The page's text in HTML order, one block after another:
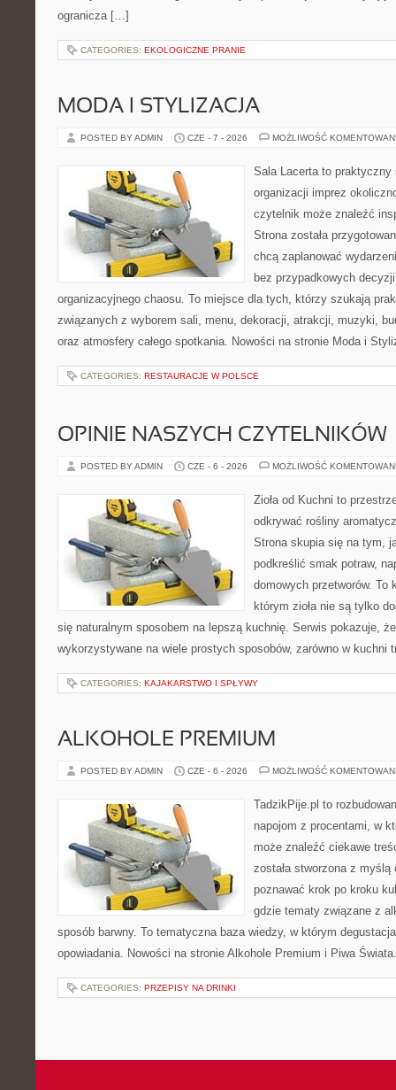
ogranicza […]
CATEGORIES: EKOLOGICZNE PRANIE
MODA I STYLIZACJA
POSTED BY ADMIN CZE - 7 - 2026 MOŻLIWOŚĆ
Sala Lacerta to praktyczny
organizacji imprez
czytelnik może znaleźć
Strona została
chcą zaplanować
bez przypadkowych
organizacyjnego chaosu. To miejsce dla tych, którzy szukają
związanych z wyborem sali, menu, dekoracji, atrakcji, muzyki,
oraz atmosfery całego spotkania. Nowości na stronie Moda i
CATEGORIES: RESTAURACJE W POLSCE
OPINIE NASZYCH CZYTELNIKÓW
POSTED BY ADMIN CZE - 6 - 2026 MOŻLIWOŚĆ
Zioła od Kuchni to
odkrywać rośliny
Strona skupia się na tym,
podkreślić smak potraw,
domowych przetworów. To
którym zioła nie są tylko
się naturalnym sposobem na lepszą kuchnię. Serwis pokazuje,
wykorzystywane na wiele prostych sposobów, zarówno w
CATEGORIES: KAJAKARSTWO I SPŁYWY
ALKOHOLE PREMIUM
POSTED BY ADMIN CZE - 6 - 2026 MOŻLIWOŚĆ
TadzikPije.pl to
napojom z procentami, w
może znaleźć ciekawe
została stworzona z
poznawać krok po kroku
gdzie tematy związane z
sposób barwny. To tematyczna baza wiedzy, w którym
opowiadania. Nowości na stronie Alkohole Premium i Piwa
CATEGORIES: PRZEPISY NA DRINKI